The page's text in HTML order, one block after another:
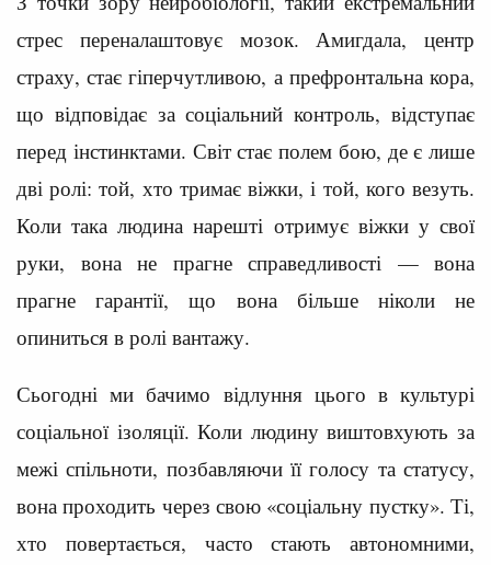
стрес переналаштовує мозок. Амигдала, центр
страху, стає гіперчутливою, а префронтальна кора,
що відповідає за соціальний контроль, відступає
перед інстинктами. Світ стає полем бою, де є лише
дві ролі: той, хто тримає віжки, і той, кого везуть.
Коли така людина нарешті отримує віжки у свої
руки, вона не прагне справедливості — вона
прагне гарантії, що вона більше ніколи не
опиниться в ролі вантажу.
Сьогодні ми бачимо відлуння цього в культурі
соціальної ізоляції. Коли людину виштовхують за
межі спільноти, позбавляючи її голосу та статусу,
вона проходить через свою «соціальну пустку». Ті,
хто повертається, часто стають автономними,